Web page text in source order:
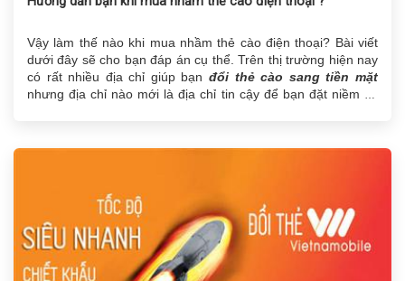
Vậy làm thế nào khi mua nhầm thẻ cào điện thoại? Bài viết
dưới đây sẽ cho bạn đáp án cụ thể. Trên thị trường hiện nay
có rất nhiều địa chỉ giúp bạn đổi thẻ cào sang tiền mặt
nhưng địa chỉ nào mới là địa chỉ tin cậy để bạn đặt niềm tin